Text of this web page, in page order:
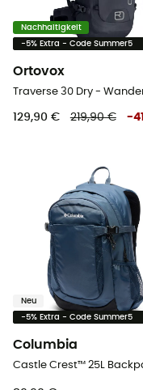
Nachhaltigkeit
-5% Extra - Code Summer5
Ortovox
129,90 € 219,90 € -41
Neu
-5% Extra - Code Summer5
Columbia